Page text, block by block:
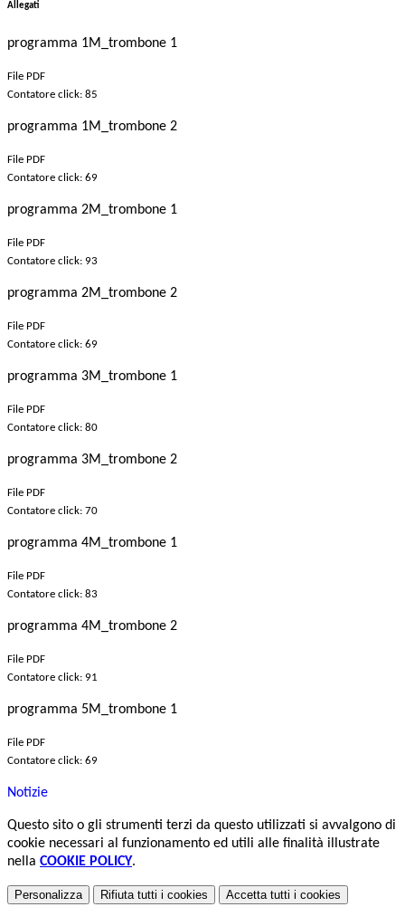
Allegati
programma 1M_trombone 1
File PDF
Contatore click: 85
programma 1M_trombone 2
File PDF
Contatore click: 69
programma 2M_trombone 1
File PDF
Contatore click: 93
programma 2M_trombone 2
File PDF
Contatore click: 69
programma 3M_trombone 1
File PDF
Contatore click: 80
programma 3M_trombone 2
File PDF
Contatore click: 70
programma 4M_trombone 1
File PDF
Contatore click: 83
programma 4M_trombone 2
File PDF
Contatore click: 91
programma 5M_trombone 1
File PDF
Contatore click: 69
Notizie
Questo sito o gli strumenti terzi da questo utilizzati si avvalgono di
cookie necessari al funzionamento ed utili alle finalità illustrate
nella COOKIE POLICY.
Personalizza Rifiuta tutti i cookies Accetta tutti i cookies